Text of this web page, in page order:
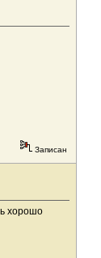
Записан
хорошо